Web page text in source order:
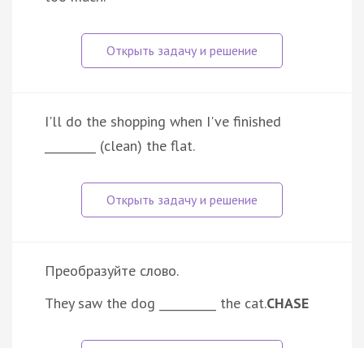
I'll do the shopping when I've finished
_________ (clean) the flat.
Преобразуйте слово.
They saw the dog __________ the cat.CHASE